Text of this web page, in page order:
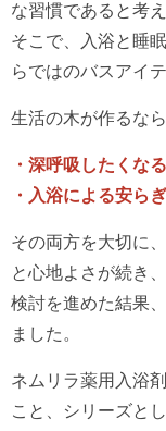
な習慣であると考え
そこで、入浴と睡
らではのバスアイ
生活の木が作るな
・深呼吸したくな
・入浴による安ら
その両方を大切に
と心地よさが続き
検討を進めた結果
ました。
ネムリラ薬用入浴
こと、シリーズと